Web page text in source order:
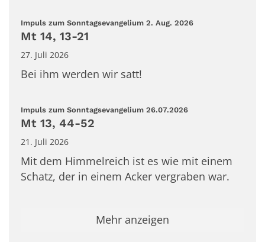
Impuls zum Sonntagsevangelium 2. Aug. 2026:
Mt 14, 13-21
27. Juli 2026
Bei ihm werden wir satt!
Impuls zum Sonntagsevangelium 26.07.2026:
Mt 13, 44-52
21. Juli 2026
Mit dem Himmelreich ist es wie mit einem
Schatz, der in einem Acker vergraben war.
Mehr anzeigen